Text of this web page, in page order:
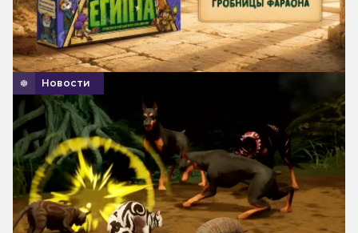
Новости